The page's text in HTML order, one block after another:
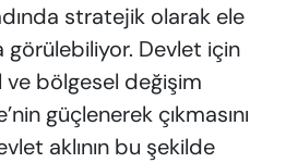
stratejik olarak ele
görülebiliyor. Devlet için
bölgesel değişim
güçlenerek çıkmasını
aklının bu şekilde